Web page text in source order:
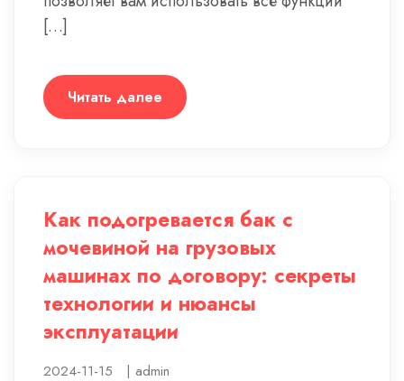
[…]
Читать далее
Как подогревается бак с
мочевиной на грузовых
машинах по договору: секреты
технологии и нюансы
эксплуатации
2024-11-15 | admin